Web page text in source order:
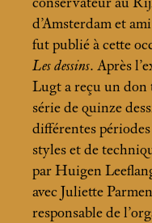
conservateur au
d’Amsterdam et
fut publié à cette
Les dessins. Après
Lugt a reçu un don
série de quinze
différentes
styles et de
par Huigen
avec Juliette
responsable de